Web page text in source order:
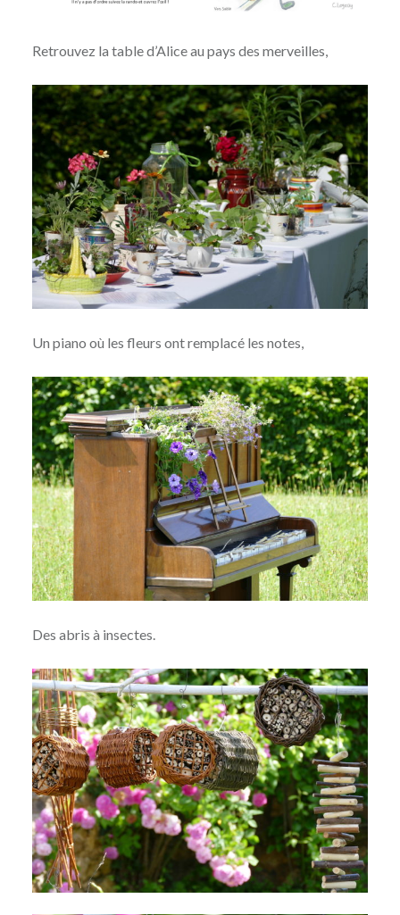
Retrouvez la table d’Alice au pays des merveilles,
Un piano où les fleurs ont remplacé les notes,
Des abris à insectes.